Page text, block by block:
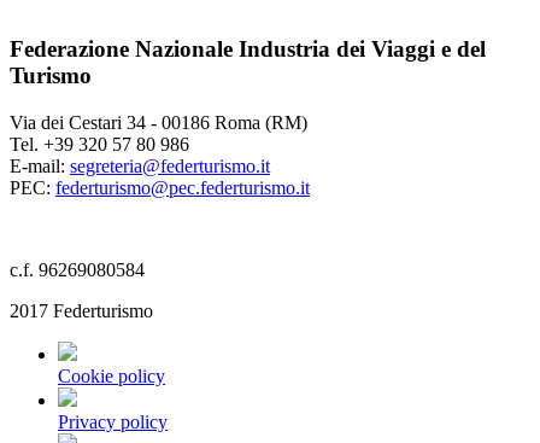
Federazione Nazionale Industria dei Viaggi e del
Turismo
Via dei Cestari 34 - 00186 Roma (RM)
Tel. +39 320 57 80 986
E-mail: segreteria@federturismo.it
PEC: federturismo@pec.federturismo.it
c.f. 96269080584
2017 Federturismo
Cookie policy
Privacy policy